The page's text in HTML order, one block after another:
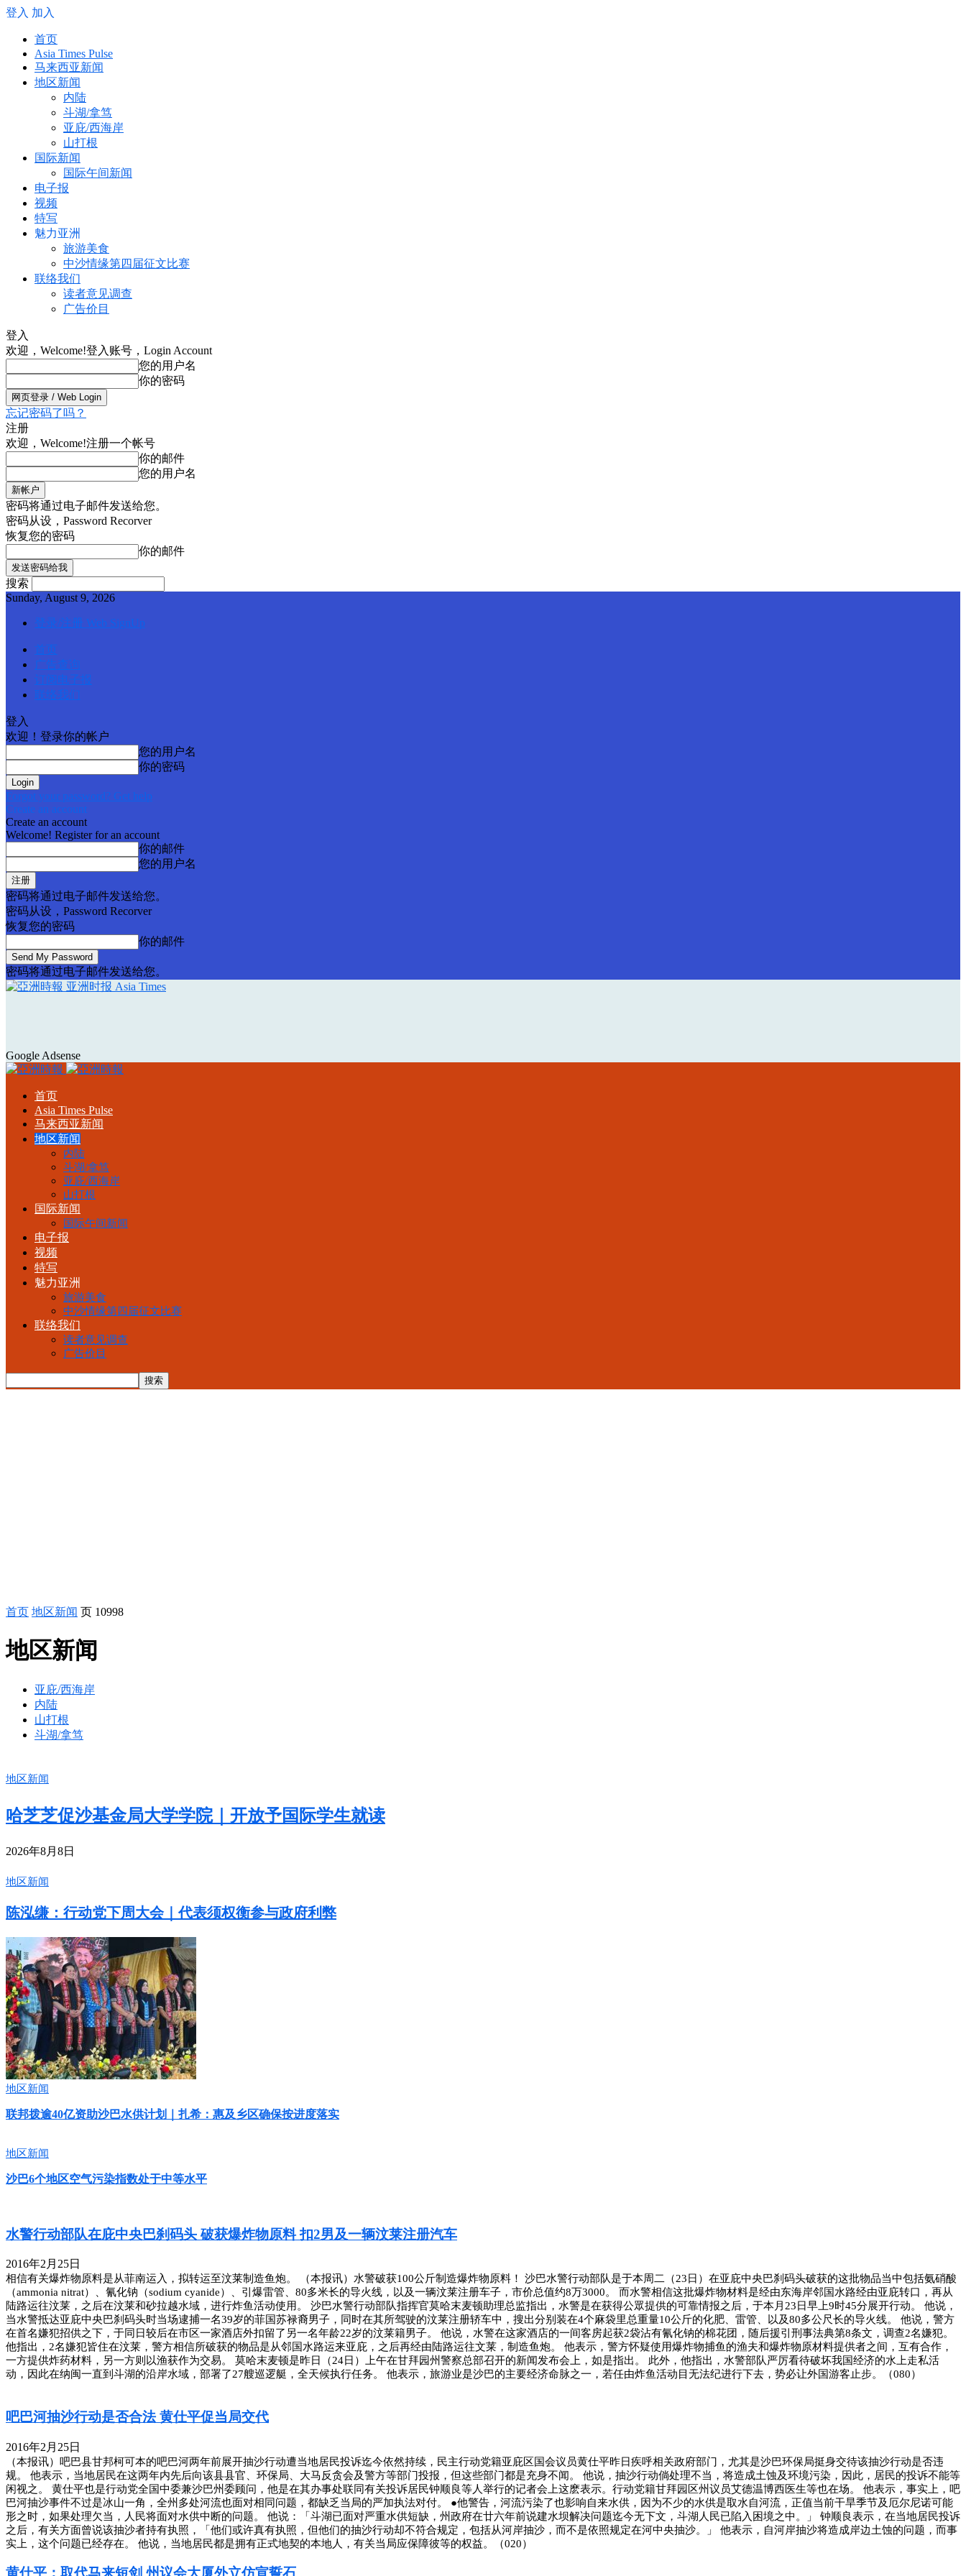
登入 加入
首页
Asia Times Pulse
马来西亚新闻
地区新闻
内陆
斗湖/拿笃
亚庇/西海岸
山打根
国际新闻
国际午间新闻
电子报
视频
特写
魅力亚洲
旅游美食
中沙情缘第四届征文比赛
联络我们
读者意见调查
广告价目
登入
欢迎，Welcome!登入账号，Login Account
您的用户名
你的密码
忘记密码了吗？
注册
欢迎，Welcome!注册一个帐号
你的邮件
您的用户名
密码将通过电子邮件发送给您。
密码从设，Password Recorver
恢复您的密码
你的邮件
搜索
Sunday, August 9, 2026
登录/注册 Web SignUp
首页
广告查询
订阅电子报
联络我们
登入
欢迎！登录你的帐户
您的用户名
你的密码
Forgot your password? Get help
Create an account
Create an account
Welcome! Register for an account
你的邮件
您的用户名
密码将通过电子邮件发送给您。
密码从设，Password Recorver
恢复您的密码
你的邮件
密码将通过电子邮件发送给您。
亚洲时报 Asia Times
Google Adsense
首页
Asia Times Pulse
马来西亚新闻
地区新闻
内陆
斗湖/拿笃
亚庇/西海岸
山打根
国际新闻
国际午间新闻
电子报
视频
特写
魅力亚洲
旅游美食
中沙情缘第四届征文比赛
联络我们
读者意见调查
广告价目
首页 地区新闻 页 10998
地区新闻
亚庇/西海岸
内陆
山打根
斗湖/拿笃
地区新闻
哈芝芝促沙基金局大学学院｜开放予国际学生就读
2026年8月8日
地区新闻
陈泓缣：行动党下周大会｜代表须权衡参与政府利弊
地区新闻
联邦拨逾40亿资助沙巴水供计划｜扎希：惠及乡区确保按进度落实
地区新闻
沙巴6个地区空气污染指数处于中等水平
水警行动部队在庇中央巴刹码头 破获爆炸物原料 扣2男及一辆汶莱注册汽车
2016年2月25日
相信有关爆炸物原料是从菲南运入，拟转运至汶莱制造鱼炮。 （本报讯）水警破获100公斤制造爆炸物原料！ 沙巴水警行动部队是于本周二（23日）在亚庇中央巴刹码头破获的这批物品当中包括氨硝酸
（ammonia nitrat）、氰化钠（sodium cyanide）、引爆雷管、80多米长的导火线，以及一辆汶莱注册车子，市价总值约8万3000。 而水警相信这批爆炸物材料是经由东海岸邻国水路经由亚庇转口，再从
陆路运往汶莱，之后在汶莱和砂拉越水域，进行炸鱼活动使用。 沙巴水警行动部队指挥官莫哈末麦顿助理总监指出，水警是在获得公眾提供的可靠情报之后，于本月23日早上9时45分展开行动。 他说，
当水警抵达亚庇中央巴刹码头时当场逮捕一名39岁的菲国苏禄裔男子，同时在其所驾驶的汶莱注册轿车中，搜出分别装在4个麻袋里总重量10公斤的化肥、雷管、以及80多公尺长的导火线。 他说，警方
在首名嫌犯招供之下，于同日较后在市区一家酒店外扣留了另一名年龄22岁的汶莱籍男子。 他说，水警在这家酒店的一间客房起获2袋沾有氰化钠的棉花团，随后援引刑事法典第8条文，调查2名嫌犯。
他指出，2名嫌犯皆住在汶莱，警方相信所破获的物品是从邻国水路运来亚庇，之后再经由陆路运往文莱，制造鱼炮。 他表示，警方怀疑使用爆炸物捕鱼的渔夫和爆炸物原材料提供者之间，互有合作，
一方提供炸药材料，另一方则以渔获作为交易。 莫哈末麦顿是昨日（24日）上午在甘拜园州警察总部召开的新闻发布会上，如是指出。 此外，他指出，水警部队严厉看待破坏我国经济的水上走私活
动，因此在纳闽一直到斗湖的沿岸水域，部署了27艘巡逻艇，全天候执行任务。 他表示，旅游业是沙巴的主要经济命脉之一，若任由炸鱼活动目无法纪进行下去，势必让外国游客止步。（080）
吧巴河抽沙行动是否合法 黄仕平促当局交代
2016年2月25日
（本报讯）吧巴县甘邦柯可本的吧巴河两年前展开抽沙行动遭当地居民投诉迄今依然持续，民主行动党籍亚庇区国会议员黄仕平昨日疾呼相关政府部门，尤其是沙巴环保局挺身交待该抽沙行动是否违
规。 他表示，当地居民在这两年内先后向该县县官、环保局、大马反贪会及警方等部门投报，但这些部门都是充身不闻。 他说，抽沙行动倘处理不当，将造成土蚀及环境污染，因此，居民的投诉不能等
闲视之。 黄仕平也是行动党全国中委兼沙巴州委顾问，他是在其办事处联同有关投诉居民钟顺良等人举行的记者会上这麽表示。行动党籍甘拜园区州议员艾德温博西医生等也在场。 他表示，事实上，吧
巴河抽沙事件不过是冰山一角，全州多处河流也面对相同问题，都缺乏当局的严加执法对付。 ●他警告，河流污染了也影响自来水供，因为不少的水供是取水自河流，正值当前干旱季节及厄尔尼诺可能
形之时，如果处理欠当，人民将面对水供中断的问题。 他说：「斗湖已面对严重水供短缺，州政府在廿六年前说建水坝解决问题迄今无下文，斗湖人民已陷入困境之中。」 钟顺良表示，在当地居民投诉
之后，有关方面曾说该抽沙者持有执照，「他们或许真有执照，但他们的抽沙行动却不符合规定，包括从河岸抽沙，而不是依照规定在河中央抽沙。」 他表示，自河岸抽沙将造成岸边土蚀的问题，而事
实上，这个问题已经存在。 他说，当地居民都是拥有正式地契的本地人，有关当局应保障彼等的权益。（020）